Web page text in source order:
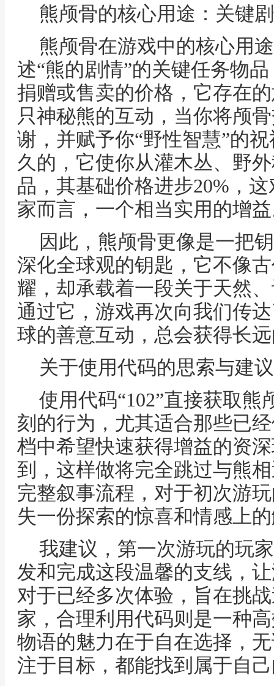
熊颅骨的核心用途：关键
熊颅骨在游戏中的核心用
述“熊的剧情”的关键任务物
捐赠或售卖的价格，它存在
只神秘熊的互动，当你将颅
谢，并赋予你“野性智慧”的
久的，它使你从灌木丛、野
品，其基础价格进步20%，
家而言，一个相当实用的增
因此，熊颅骨更像是一把
深化全球观的钥匙，它不像
耀，却承载着一段关于天然
通过它，游戏再次向我们传
球的善意互动，总会获得长
关于使用代码的思索与建议
使用代码“102”直接获取
刻的行为，尤其适合那些已
档中希望快速获得增益的资
到，这样做将完全跳过与熊
完整叙事流程，对于初次游
失一份探索的惊喜和情感上
我建议，第一次游玩的玩
发和完成这段温馨的支线，
对于已经多次体验，旨在挑
家，合理利用代码则是一种
物语的魅力在于自在选择，
注于目标，都能找到属于自